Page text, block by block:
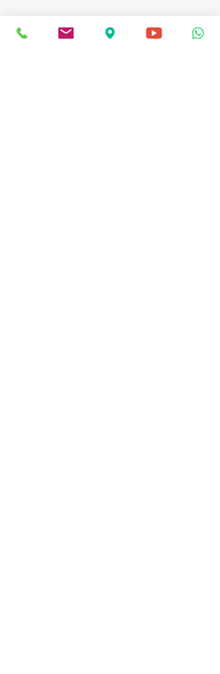
איך זה עובד בפועל ?